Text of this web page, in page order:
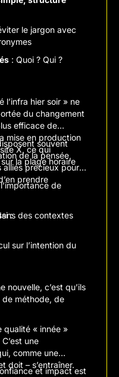
le jargon avec
: Quoi ? Qui ?
l’infra hier soir » ne
du changement
efficace de
mise en production
X, ce qui
la plage horaire
souvent
de la pensée,
alliés précieux pour
prendre
:
de
des contextes
sur l’intention du
nouvelle, c’est qu’ils
méthode, de
qualité « innée »
une
comme une
doit – s’entraîner.
et impact est